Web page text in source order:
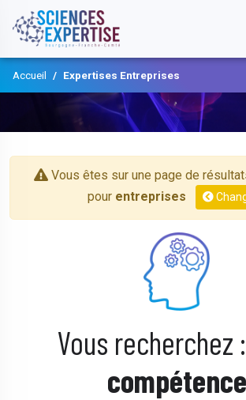
Accueil Expertises Entreprises
Vous êtes sur une page de
pour entreprises
Vous recherchez :
compétence